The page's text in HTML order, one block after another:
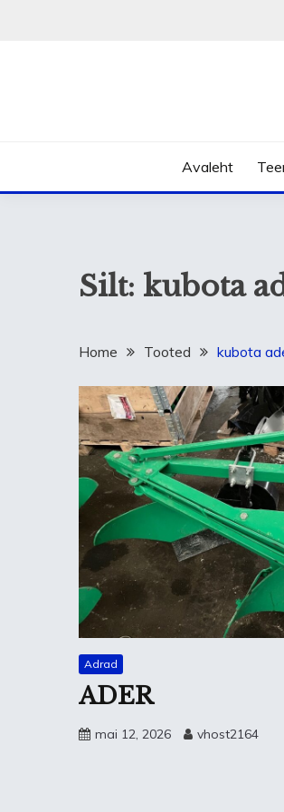
Avaleht
Silt: kubota
Home Tooted kubota
Adrad
ADER
mai 12, 2026 vhost2164